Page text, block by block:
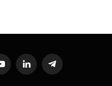
YouTubeLinkedIn Telegram